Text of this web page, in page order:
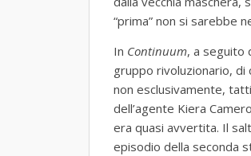
“prima” non si sarebbe
In Continuum, a seguito
gruppo rivoluzionario,
non esclusivamente,
dell’agente Kiera
era quasi avvertita. Il
episodio della seconda